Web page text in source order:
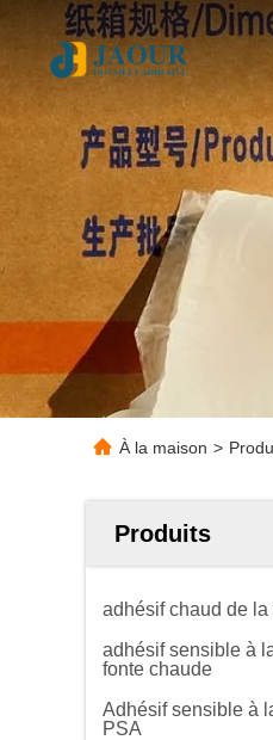
À la maison >
Produits
adhésif chaud de la
adhésif sensible à
fonte chaude
Adhésif sensible à
PSA